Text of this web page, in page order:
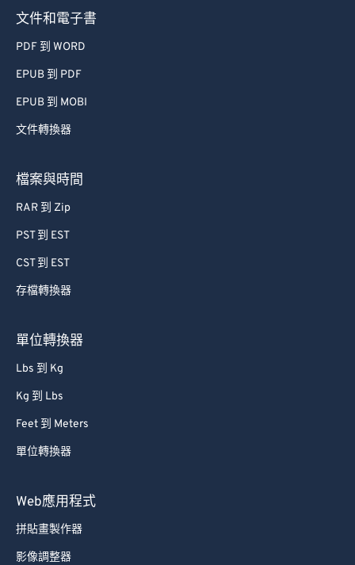
文件和電子書
PDF 到 WORD
EPUB 到 PDF
EPUB 到 MOBI
文件轉換器
檔案與時間
RAR 到 Zip
PST 到 EST
CST 到 EST
存檔轉換器
單位轉換器
Lbs 到 Kg
Kg 到 Lbs
Feet 到 Meters
單位轉換器
Web應用程式
拼貼畫製作器
影像調整器